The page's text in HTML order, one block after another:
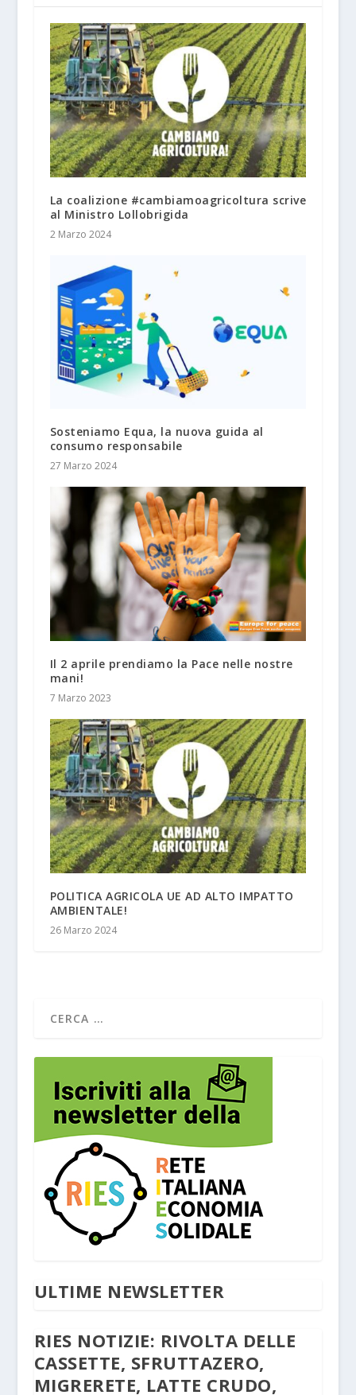
La coalizione #cambiamoagricoltura scrive
al Ministro Lollobrigida
2 Marzo 2024
Sosteniamo Equa, la nuova guida al
consumo responsabile
27 Marzo 2024
Il 2 aprile prendiamo la Pace nelle nostre
mani!
7 Marzo 2023
POLITICA AGRICOLA UE AD ALTO IMPATTO
AMBIENTALE!
26 Marzo 2024
ULTIME NEWSLETTER
RIES NOTIZIE: RIVOLTA DELLE
CASSETTE, SFRUTTAZERO,
MIGRERETE, LATTE CRUDO,